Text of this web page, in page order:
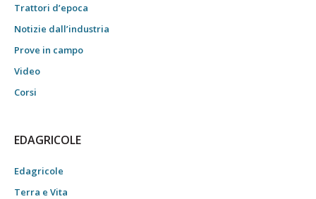
Trattori d’epoca
Notizie dall’industria
Prove in campo
Video
Corsi
EDAGRICOLE
Edagricole
Terra e Vita